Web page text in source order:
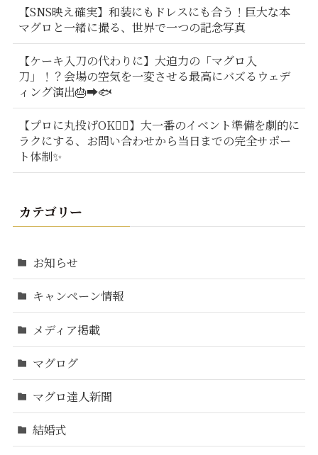
【SNS映え確実】和装にもドレスにも合う！巨大な本
マグロと一緒に撮る、世界で一つの記念写真
【ケーキ入刀の代わりに】大迫力の「マグロ入
刀」！？会場の空気を一変させる最高にバズるウェデ
ィング演出🎂➡️🐟
【プロに丸投げOK🙆‍♂️】大一番のイベント準備を劇的に
ラクにする、お問い合わせから当日までの完全サポー
ト体制✨
カテゴリー
お知らせ
キャンペーン情報
メディア掲載
マグログ
マグロ達人新聞
結婚式